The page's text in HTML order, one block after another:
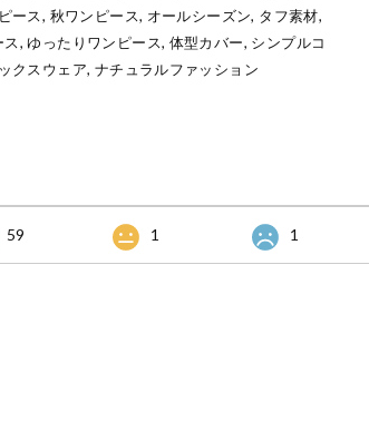
ース, 秋ワンピース, オールシーズン, タフ素材,
, ゆったりワンピース, 体型カバー, シンプルコ
クスウェア, ナチュラルファッション
59 1 1